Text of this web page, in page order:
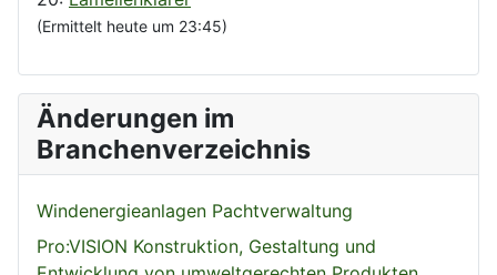
(Ermittelt heute um 23:45)
Änderungen im
Branchenverzeichnis
Windenergieanlagen Pachtverwaltung
Pro:VISION Konstruktion, Gestaltung und